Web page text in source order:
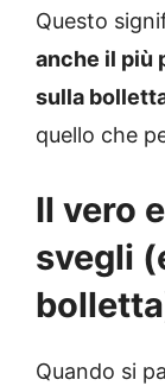
Questo
anche il più
sulla
quello che
Il vero
svegli
Quando si